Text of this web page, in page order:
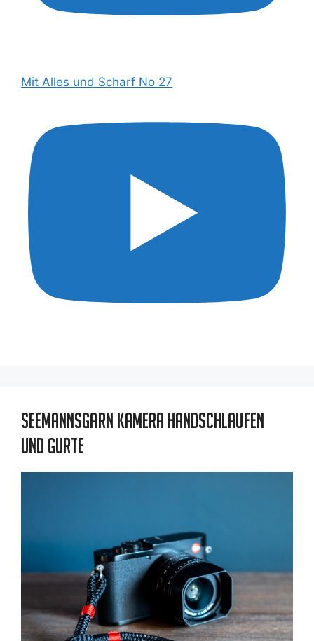
Mit Alles und Scharf No 27
Seemannsgarn Kamera Handschlaufen
und Gurte